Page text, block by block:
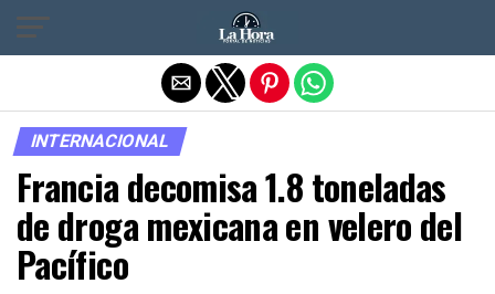
INTERNACIONAL
Francia decomisa 1.8 toneladas
de droga mexicana en velero del
Pacífico
Salir de la versión móvil